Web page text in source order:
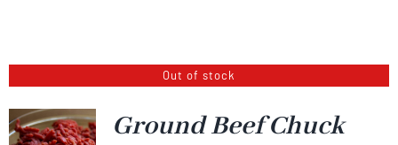
Out of stock
Ground Beef Chuck